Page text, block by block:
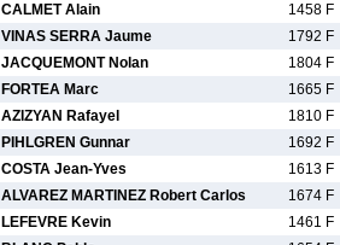
CALMET Alain
1458 F
VINAS SERRA Jaume
1792 F
JACQUEMONT Nolan
1804 F
FORTEA Marc
1665 F
AZIZYAN Rafayel
1810 F
PIHLGREN Gunnar
1692 F
COSTA Jean-Yves
1613 F
ALVAREZ MARTINEZ Robert Carlos
1674 F
LEFEVRE Kevin
1461 F